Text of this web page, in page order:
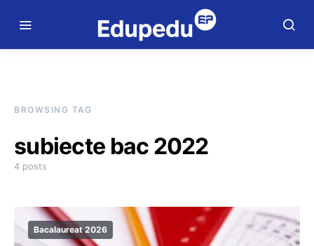
BROWSING TAG
subiecte bac 2022
4 posts
Bacalaureat 2026